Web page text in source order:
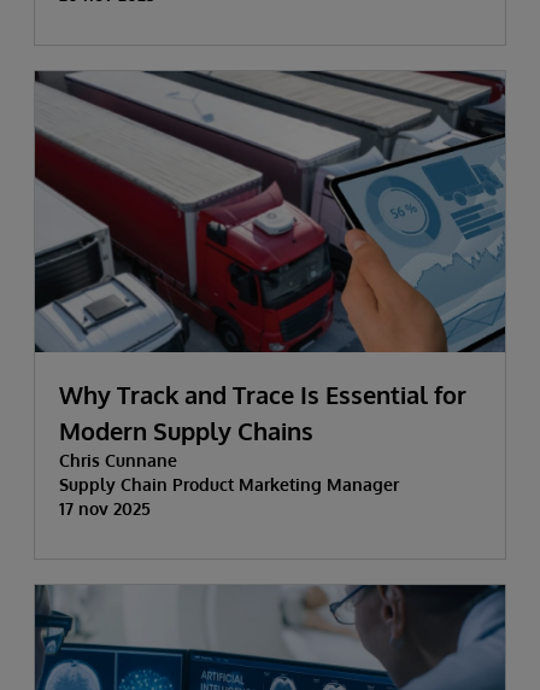
Why Track and Trace Is Essential for
Modern Supply Chains
Chris Cunnane
Supply Chain Product Marketing Manager
17 nov 2025